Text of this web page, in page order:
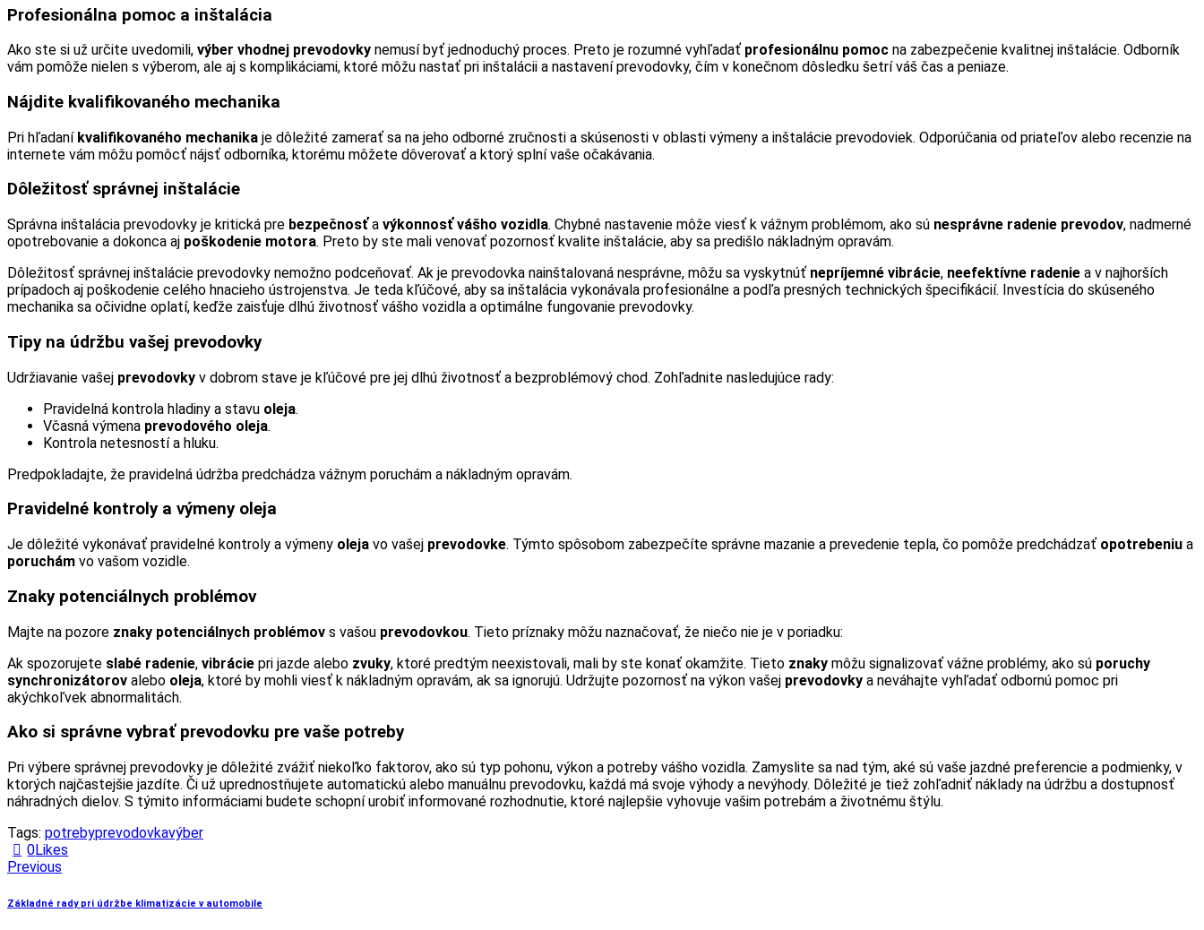
Profesionálna pomoc a inštalácia
Ako ste si už určite uvedomili, výber vhodnej prevodovky nemusí byť jednoduchý proces. Preto je rozumné vyhľadať profesionálnu pomoc na zabezpečenie kvalitnej inštalácie. Odborník
vám pomôže nielen s výberom, ale aj s komplikáciami, ktoré môžu nastať pri inštalácii a nastavení prevodovky, čím v konečnom dôsledku šetrí váš čas a peniaze.
Nájdite kvalifikovaného mechanika
Pri hľadaní kvalifikovaného mechanika je dôležité zamerať sa na jeho odborné zručnosti a skúsenosti v oblasti výmeny a inštalácie prevodoviek. Odporúčania od priateľov alebo recenzie na
internete vám môžu pomôcť nájsť odborníka, ktorému môžete dôverovať a ktorý splní vaše očakávania.
Dôležitosť správnej inštalácie
Správna inštalácia prevodovky je kritická pre bezpečnosťa výkonnosť vášho vozidla. Chybné nastavenie môže viesť k vážnym problémom, ako sú nesprávne radenie prevodov, nadmerné
opotrebovanie a dokonca aj poškodenie motora. Preto by ste mali venovať pozornosť kvalite inštalácie, aby sa predišlo nákladným opravám.
Dôležitosť správnej inštalácie prevodovky nemožno podceňovať. Ak je prevodovka nainštalovaná nesprávne, môžu sa vyskytnúť nepríjemné vibrácie, neefektívne radenie a v najhorších
prípadoch aj poškodenie celého hnacieho ústrojenstva. Je teda kľúčové, aby sa inštalácia vykonávala profesionálne a podľa presných technických špecifikácií. Investícia do skúseného
mechanika sa očividne oplatí, keďže zaisťuje dlhú životnosť vášho vozidla a optimálne fungovanie prevodovky.
Tipy na údržbu vašej prevodovky
Udržiavanie vašej prevodovky v dobrom stave je kľúčové pre jej dlhú životnosť a bezproblémový chod. Zohľadnite nasledujúce rady:
Pravidelná kontrola hladiny a stavu oleja.
Včasná výmena prevodového oleja.
Kontrola netesností a hluku.
Predpokladajte, že pravidelná údržba predchádza vážnym poruchám a nákladným opravám.
Pravidelné kontroly a výmeny oleja
Je dôležité vykonávať pravidelné kontroly a výmeny oleja vo vašej prevodovke. Týmto spôsobom zabezpečíte správne mazanie a prevedenie tepla, čo pomôže predchádzať opotrebeniu a
poruchám vo vašom vozidle.
Znaky potenciálnych problémov
Majte na pozore znaky potenciálnych problémov s vašou prevodovkou. Tieto príznaky môžu naznačovať, že niečo nie je v poriadku:
Ak spozorujete slabé radenie, vibrácie pri jazde alebo zvuky, ktoré predtým neexistovali, mali by ste konať okamžite. Tieto znaky môžu signalizovať vážne problémy, ako sú poruchy
synchronizátorov alebo oleja, ktoré by mohli viesť k nákladným opravám, ak sa ignorujú. Udržujte pozornosť na výkon vašej prevodovky a neváhajte vyhľadať odbornú pomoc pri
akýchkoľvek abnormalitách.
Ako si správne vybrať prevodovku pre vaše potreby
Pri výbere správnej prevodovky je dôležité zvážiť niekoľko faktorov, ako sú typ pohonu, výkon a potreby vášho vozidla. Zamyslite sa nad tým, aké sú vaše jazdné preferencie a podmienky, v
ktorých najčastejšie jazdíte. Či už uprednostňujete automatickú alebo manuálnu prevodovku, každá má svoje výhody a nevýhody. Dôležité je tiež zohľadniť náklady na údržbu a dostupnosť
náhradných dielov. S týmito informáciami budete schopní urobiť informované rozhodnutie, ktoré najlepšie vyhovuje vašim potrebám a životnému štýlu.
Tags: potrebyprevodovkavýber
0Likes
Navigácia
v
Previous
Základné rady pri údržbe klimatizácie v automobile